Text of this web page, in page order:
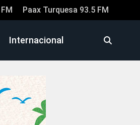
Paax Turquesa 93.5 FM
Internacional